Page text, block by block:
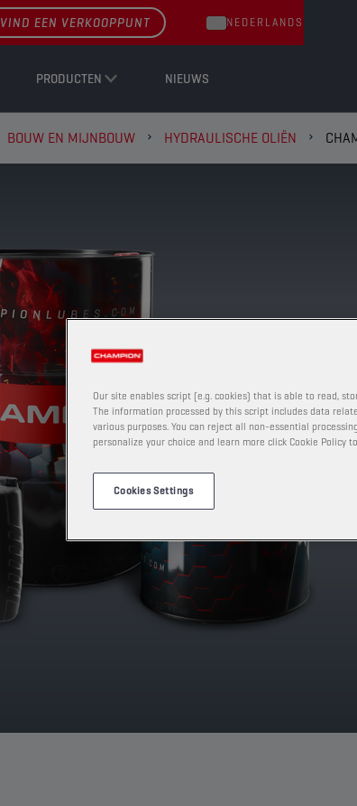
PRODUCTEN NIEUWS
VIND EEN VERKOOPPUNT NEDERLANDS
BOUW EN MIJNBOUW HYDRAULISCHE OLIËN
Our site enables script (e.g. cookies) that is able to read,
The information processed by this script includes data
various purposes. You can reject all non-essential
personalize your choice and learn more click Cookie Policy
Cookies Settings